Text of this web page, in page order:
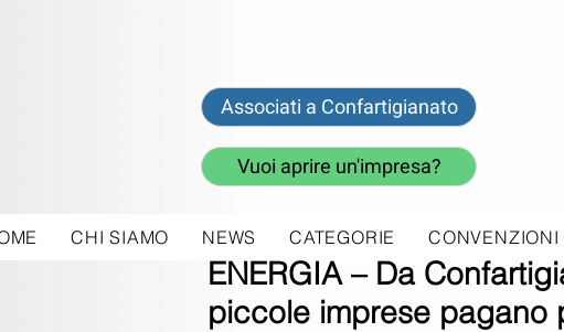
Associati a Confartigianato
Vuoi aprire un'impresa?
CHI SIAMO NEWS CATEGORIE CONVENZIONI
ENERGIA – Da
piccole imprese pagano
15 gen 2025